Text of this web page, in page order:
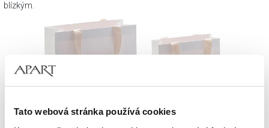
Tato webová stránka používá cookies
blízkým.